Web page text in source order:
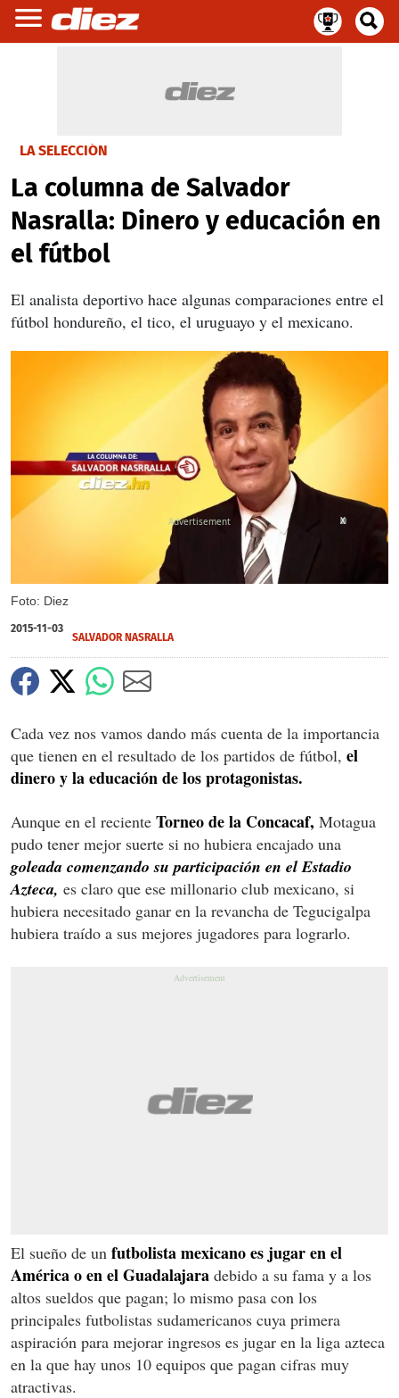
LA SELECCIÓN
La columna de Salvador
Nasralla: Dinero y educación en
el fútbol
El analista deportivo hace algunas comparaciones entre el
fútbol hondureño, el tico, el uruguayo y el mexicano.
Foto: Diez
X
2015-11-03
SALVADOR NASRALLA
Cada vez nos vamos dando más cuenta de la importancia
que tienen en el resultado de los partidos de fútbol, el
dinero y la educación de los protagonistas.
Aunque en el reciente Torneo de la Concacaf, Motagua
pudo tener mejor suerte si no hubiera encajado una
goleada comenzando su participación en el Estadio
Azteca, es claro que ese millonario club mexicano, si
hubiera necesitado ganar en la revancha de Tegucigalpa
hubiera traído a sus mejores jugadores para lograrlo.
El sueño de un futbolista mexicano es jugar en el
América o en el Guadalajara debido a su fama y a los
altos sueldos que pagan; lo mismo pasa con los
principales futbolistas sudamericanos cuya primera
aspiración para mejorar ingresos es jugar en la liga azteca
en la que hay unos 10 equipos que pagan cifras muy
atractivas.